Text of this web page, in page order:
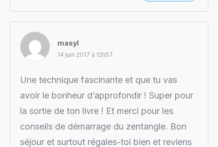
masyl
14 juin 2017 à 12h57
Une technique fascinante et que tu vas
avoir le bonheur d’approfondir ! Super pour
la sortie de ton livre ! Et merci pour les
conseils de démarrage du zentangle. Bon
séjour et surtout régales-toi bien et reviens